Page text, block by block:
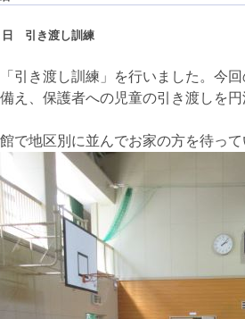
日 引き渡し訓練
引き渡し訓練」を行いました。今
え、保護者への児童の引き渡しを
で地区別に並んでお家の方を待って